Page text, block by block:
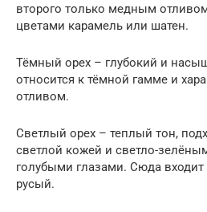
второго только медным
цветами карамель или шатен.
Тёмный орех – глубокий и
относится к тёмной гамме и
отливом.
Светлый орех – теплый тон,
светлой кожей и светло-
голубыми глазами. Сюда входит
русый.